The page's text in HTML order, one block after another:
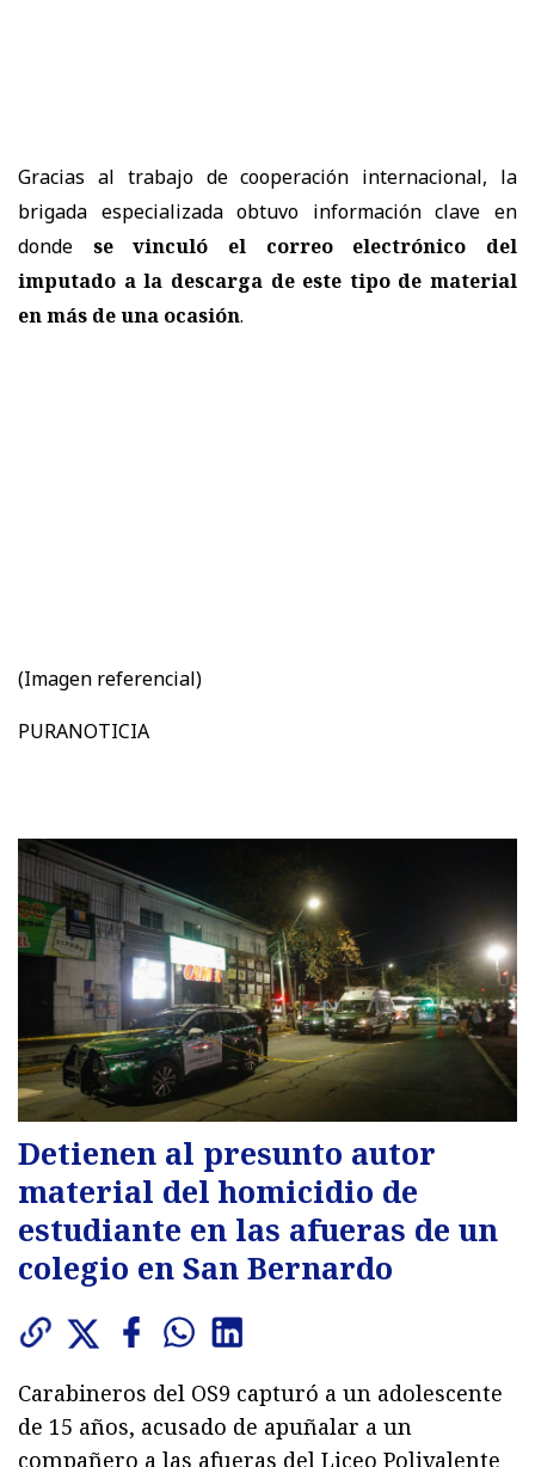
Gracias al trabajo de cooperación internacional, la
brigada especializada obtuvo información clave en
donde se vinculó el correo electrónico del
imputado a la descarga de este tipo de material
en más de una ocasión.
(Imagen referencial)
PURANOTICIA
Detienen al presunto autor
material del homicidio de
estudiante en las afueras de un
colegio en San Bernardo
Carabineros del OS9 capturó a un adolescente
de 15 años, acusado de apuñalar a un
compañero a las afueras del Liceo Polivalente